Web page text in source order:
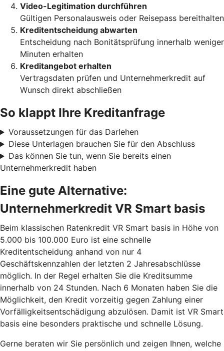
Video-Legitimation durchführen
Gültigen Personalausweis oder Reisepass bereithalten
Kreditentscheidung abwarten
Entscheidung nach Bonitätsprüfung innerhalb weniger
Minuten erhalten
Kreditangebot erhalten
Vertragsdaten prüfen und Unternehmerkredit auf
Wunsch direkt abschließen
So klappt Ihre Kreditanfrage
Voraussetzungen für das Darlehen
Diese Unterlagen brauchen Sie für den Abschluss
Das können Sie tun, wenn Sie bereits einen
Unternehmerkredit haben
Eine gute Alternative:
Unternehmerkredit VR Smart basis
Beim klassischen Ratenkredit VR Smart basis in Höhe von
5.000 bis 100.000 Euro ist eine schnelle
Kreditentscheidung anhand von nur 4
Geschäftskennzahlen der letzten 2 Jahresabschlüsse
möglich. In der Regel erhalten Sie die Kreditsumme
innerhalb von 24 Stunden. Nach 6 Monaten haben Sie die
Möglichkeit, den Kredit vorzeitig gegen Zahlung einer
Vorfälligkeitsentschädigung abzulösen. Damit ist VR Smart
basis eine besonders praktische und schnelle Lösung.
Gerne beraten wir Sie persönlich und zeigen Ihnen, welche